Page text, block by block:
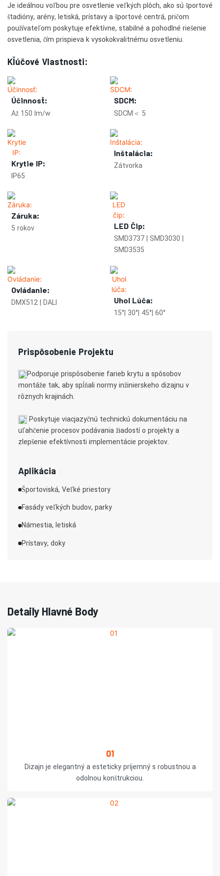
Je ideálnou voľbou pre osvetlenie veľkých plôch, ako sú športové
štadióny, arény, letiská, prístavy a športové centrá, pričom
používateľom poskytuje efektívne, stabilné a pohodlné riešenie
osvetlenia, čím prispieva k vysokokvalitnému osvetleniu.
Kľúčové Vlastnosti:
Účinnosť:
Až 150 lm/w
SDCM:
SDCM＜ 5
Krytie IP:
IP65
Inštalácia:
Zátvorka
Záruka:
5 rokov LED Čip:
SMD3737 | SMD3030 |
SMD3535
Ovládanie:
DMX512 | DALI Uhol Lúča:
15°| 30°| 45°| 60°
Prispôsobenie Projektu
Podporuje prispôsobenie farieb krytu a spôsobov
montáže tak, aby spĺňali normy inžinierskeho dizajnu v
rôznych krajinách.
Poskytuje viacjazyčnú technickú dokumentáciu na
uľahčenie procesov podávania žiadostí o projekty a
zlepšenie efektívnosti implementácie projektov.
Aplikácia
Športoviská, Veľké priestory
Fasády veľkých budov, parky
Námestia, letiská
Prístavy, doky
Detaily Hlavné Body
01
Dizajn je elegantný a esteticky príjemný s robustnou a
odolnou konštrukciou.